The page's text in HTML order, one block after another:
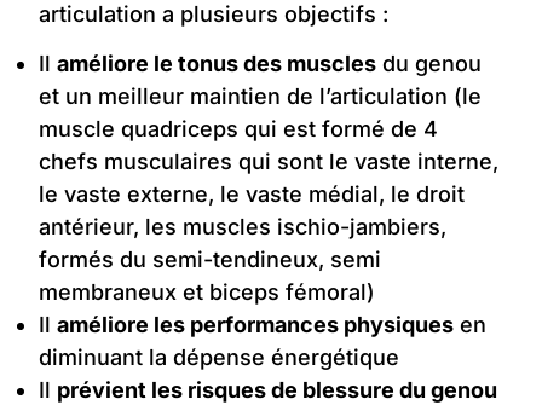
articulation a plusieurs objectifs :
Ilaméliore le tonus des muscles du genou
et un meilleur maintien de l’articulation (le
muscle quadriceps qui est formé de 4
chefs musculaires qui sont le vaste interne,
le vaste externe, le vaste médial, le droit
antérieur, les muscles ischio-jambiers,
formés du semi-tendineux, semi
membraneux et biceps fémoral)
Ilaméliore les performances physiques en
diminuant la dépense énergétique
Il prévient les risques de blessure du genou